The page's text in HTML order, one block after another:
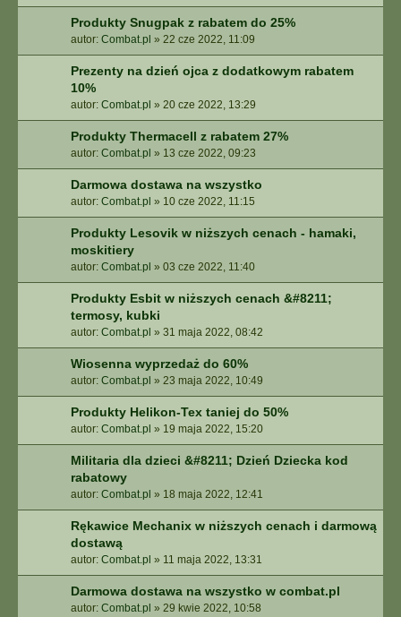
Produkty Snugpak z rabatem do 25%
autor: Combat.pl » 22 cze 2022, 11:09
Prezenty na dzień ojca z dodatkowym rabatem
10%
autor: Combat.pl » 20 cze 2022, 13:29
Produkty Thermacell z rabatem 27%
autor: Combat.pl » 13 cze 2022, 09:23
Darmowa dostawa na wszystko
autor: Combat.pl » 10 cze 2022, 11:15
Produkty Lesovik w niższych cenach - hamaki,
moskitiery
autor: Combat.pl » 03 cze 2022, 11:40
Produkty Esbit w niższych cenach &#8211;
termosy, kubki
autor: Combat.pl » 31 maja 2022, 08:42
Wiosenna wyprzedaż do 60%
autor: Combat.pl » 23 maja 2022, 10:49
Produkty Helikon-Tex taniej do 50%
autor: Combat.pl » 19 maja 2022, 15:20
Militaria dla dzieci &#8211; Dzień Dziecka kod
rabatowy
autor: Combat.pl » 18 maja 2022, 12:41
Rękawice Mechanix w niższych cenach i darmową
dostawą
autor: Combat.pl » 11 maja 2022, 13:31
Darmowa dostawa na wszystko w combat.pl
autor: Combat.pl » 29 kwie 2022, 10:58